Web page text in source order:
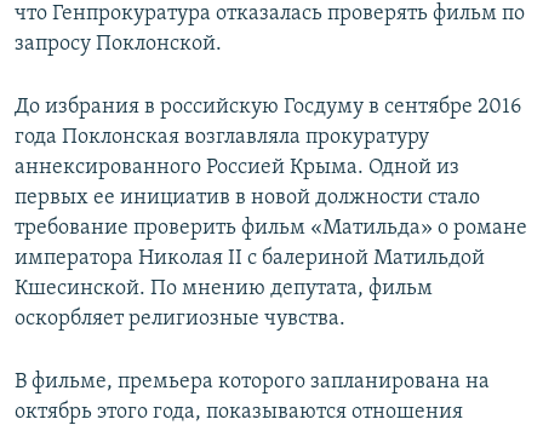
что Генпрокуратура отказалась проверять фильм по
запросу Поклонской.
До избрания в российскую Госдуму в сентябре 2016
года Поклонская возглавляла прокуратуру
аннексированного Россией Крыма. Одной из
первых ее инициатив в новой должности стало
требование проверить фильм «Матильда» о романе
императора Николая II с балериной Матильдой
Кшесинской. По мнению депутата, фильм
оскорбляет религиозные чувства.
В фильме, премьера которого запланирована на
октябрь этого года, показываются отношения